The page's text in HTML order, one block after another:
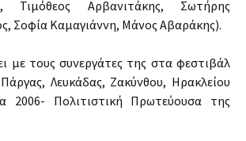
Τιμόθεος Αρβανιτάκης, Σωτήρης
Σοφία Καμαγιάννη, Μάνος Αβαράκης).
με τους συνεργάτες της στα φεστιβάλ
Λευκάδας, Ζακύνθου, Ηρακλείου
2006- Πολιτιστική Πρωτεύουσα της